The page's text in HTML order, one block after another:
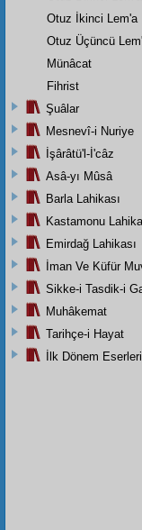
Otuz İkinci Lem'a
Otuz Üçüncü
Münâcat
Fihrist
Şuâlar
Mesnevî-i Nuriye
İşârâtü'l-İ'câz
Asâ-yı Mûsâ
Barla Lahikası
Kastamonu
Emirdağ Lahikası
İman Ve Küfür
Sikke-i Tasdik-i
Muhâkemat
Tarihçe-i Hayat
İlk Dönem Eserleri